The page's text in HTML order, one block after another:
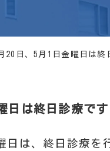
20日、5月1日金曜日は終
日は終日診療です
日は、終日診療を